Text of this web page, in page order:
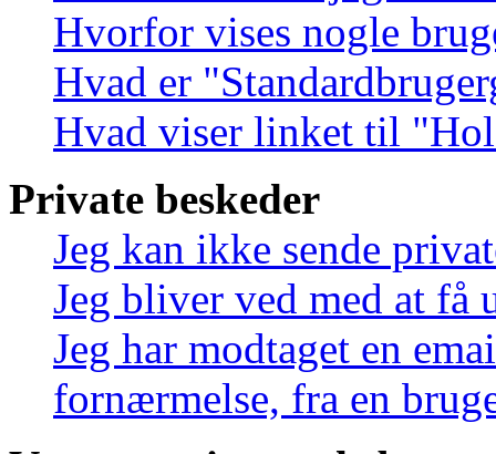
Hvorfor vises nogle
Hvad er
Hvad viser linket til
Private beskeder
Jeg kan ikke sende
Jeg bliver ved med at få
Jeg har modtaget en
fornærmelse, fra en